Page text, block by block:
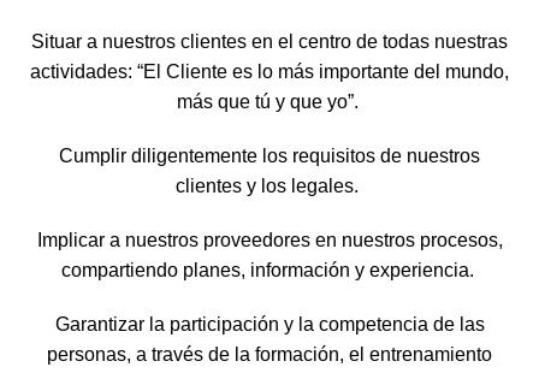
Situar a nuestros clientes en el centro de todas nuestras
actividades: “El Cliente es lo más importante del mundo,
más que tú y que yo”.
Cumplir diligentemente los requisitos de nuestros
clientes y los legales.
Implicar a nuestros proveedores en nuestros procesos,
compartiendo planes, información y experiencia.
Garantizar la participación y la competencia de las
personas, a través de la formación, el entrenamiento